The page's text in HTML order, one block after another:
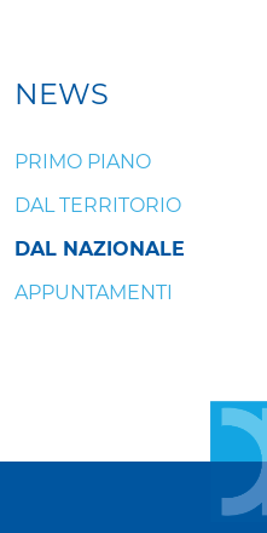
NEWS
PRIMO PIANO
DAL TERRITORIO
DAL NAZIONALE
APPUNTAMENTI